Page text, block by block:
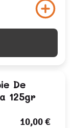
De
125gr
10,00 €